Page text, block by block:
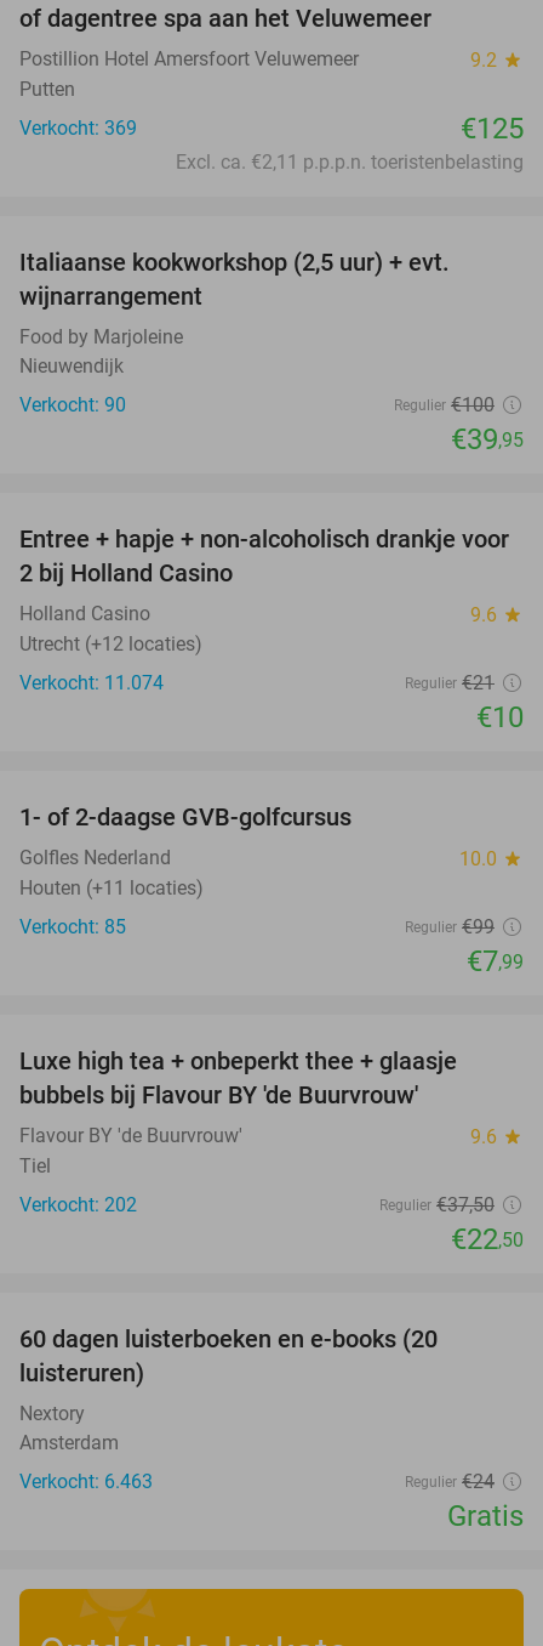
of dagentree spa aan het Veluwemeer
Postillion Hotel Amersfoort Veluwemeer 9.2 star
Putten
Verkocht: 369
€125
Excl. ca. €2,11 p.p.p.n. toeristenbelasting
Italiaanse kookworkshop (2,5 uur) + evt.
wijnarrangement
Food by Marjoleine
Nieuwendijk
Verkocht: 90
Regulier €100
€39,95
52%
Entree + hapje + non-alcoholisch drankje voor
2 bij Holland Casino
Holland Casino 9.6 star
Utrecht (+12 locaties)
Verkocht: 11.074
Regulier €21
€10
1- of 2-daagse GVB-golfcursus
Golfles Nederland 10.0 star
Houten (+11 locaties)
Verkocht: 85
Regulier €99
€7,99
Luxe high tea + onbeperkt thee + glaasje
bubbels bij Flavour BY 'de Buurvrouw'
Flavour BY 'de Buurvrouw' 9.6 star
Tiel
Verkocht: 202
Regulier €37,50
€22,50
60 dagen luisterboeken en e-books (20
luisteruren)
Nextory
Amsterdam
Verkocht: 6.463
Regulier €24
Gratis